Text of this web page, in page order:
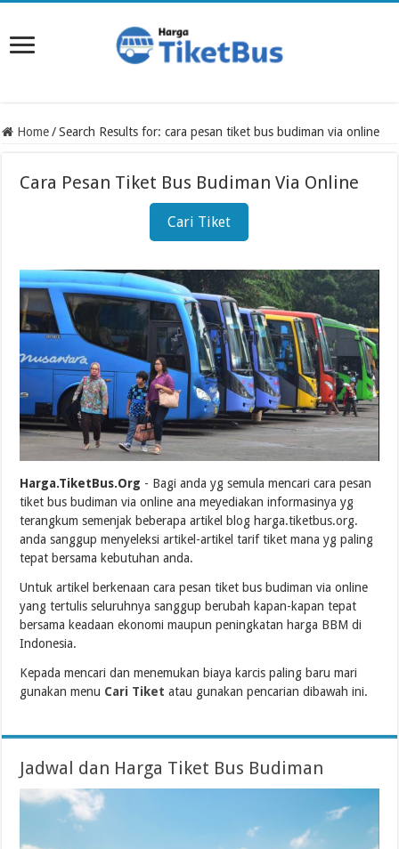
Home / Search Results for: cara pesan tiket bus budiman via online
Cara Pesan Tiket Bus Budiman Via Online
Cari Tiket
Harga.TiketBus.Org - Bagi anda yg semula mencari cara pesan
tiket bus budiman via online ana meyediakan informasinya yg
terangkum semenjak beberapa artikel blog harga.tiketbus.org.
anda sanggup menyeleksi artikel-artikel tarif tiket mana yg paling
tepat bersama kebutuhan anda.
Untuk artikel berkenaan cara pesan tiket bus budiman via online
yang tertulis seluruhnya sanggup berubah kapan-kapan tepat
bersama keadaan ekonomi maupun peningkatan harga BBM di
Indonesia.
Kepada mencari dan menemukan biaya karcis paling baru mari
gunakan menu Cari Tiket atau gunakan pencarian dibawah ini.
Jadwal dan Harga Tiket Bus Budiman